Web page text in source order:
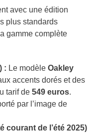
avec une édition
plus standards
gamme complète
: Le modèleOakley
accents dorés et des
tarif de549 euros.
par l’image de
courant de l’été 2025)